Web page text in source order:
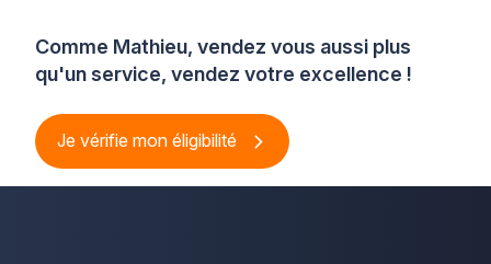
Comme Mathieu, vendez vous aussi plus
qu'un service, vendez votre excellence !
Je vérifie mon éligibilité